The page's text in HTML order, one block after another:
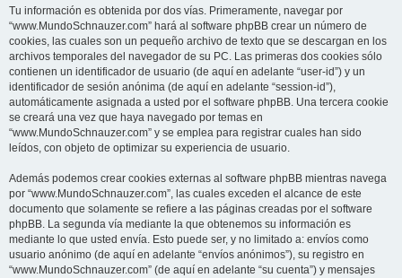
Tu información es obtenida por dos vías. Primeramente, navegar por
“www.MundoSchnauzer.com” hará al software phpBB crear un número de
cookies, las cuales son un pequeño archivo de texto que se descargan en los
archivos temporales del navegador de su PC. Las primeras dos cookies sólo
contienen un identificador de usuario (de aquí en adelante “user-id”) y un
identificador de sesión anónima (de aquí en adelante “session-id”),
automáticamente asignada a usted por el software phpBB. Una tercera cookie
se creará una vez que haya navegado por temas en
“www.MundoSchnauzer.com” y se emplea para registrar cuales han sido
leídos, con objeto de optimizar su experiencia de usuario.
Además podemos crear cookies externas al software phpBB mientras navega
por “www.MundoSchnauzer.com”, las cuales exceden el alcance de este
documento que solamente se refiere a las páginas creadas por el software
phpBB. La segunda vía mediante la que obtenemos su información es
mediante lo que usted envía. Esto puede ser, y no limitado a: envíos como
usuario anónimo (de aquí en adelante “envíos anónimos”), su registro en
“www.MundoSchnauzer.com” (de aquí en adelante “su cuenta”) y mensajes